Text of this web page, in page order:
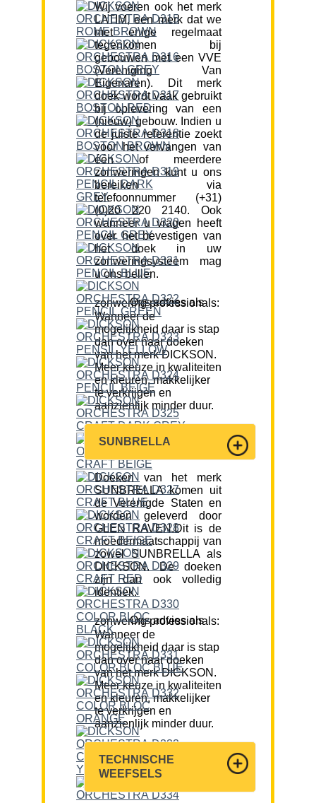
Wij voeren ook het merk
LATIM, een merk dat we
met enige regelmaat
tegenkomen bij
gebouwen met een VVE
(Vereniging Van
Eigenaren). Dit merk
doek wordt vaak gebruikt
bij oplevering van een
(nieuw) gebouw. Indien u
de juiste referentie zoekt
voor het vervangen van
één of meerdere
zonweringen kunt u ons
bereiken via
telefoonnummer (+31)
(0)20 220 2140. Ook
wanneer u vragen heeft
over het bevestigen van
het doek in uw
zonweringsysteem mag
u ons bellen.
Ons advies als zonwering professionals:
Wanneer de
mogelijkheid daar is stap
dan over naar doeken
van het merk DICKSON.
Meer keuze in kwaliteiten
en kleuren, makkelijker
te verkrijgen en
aanzienlijk minder duur.
SUNBRELLA
Doeken van het merk
SUNBRELLA komen uit
de Verenigde Staten en
worden geleverd door
GLEN RAVEN.Dit is de
moedermaatschappij van
zowel SUNBRELLA als
DICKSON. De doeken
zijn dan ook volledig
identiek.
Ons advies als zonwering professionals:
Wanneer de
mogelijkheid daar is stap
dan over naar doeken
van het merk DICKSON.
Meer keuze in kwaliteiten
en kleuren, makkelijker
te verkrijgen en
aanzienlijk minder duur.
TECHNISCHE
WEEFSELS